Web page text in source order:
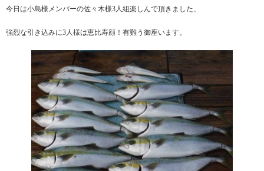
今日は小島様メンバーの佐々木様3人組楽しんで頂きました、
強烈な引き込みに3人様は恵比寿顔！有難う御座います。